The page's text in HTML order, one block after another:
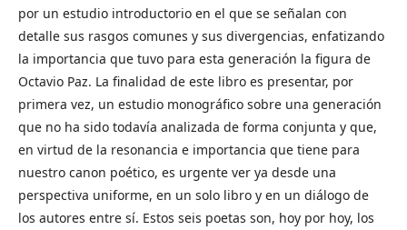
por un estudio introductorio en el que se señalan con
detalle sus rasgos comunes y sus divergencias, enfatizando
la importancia que tuvo para esta generación la figura de
Octavio Paz. La finalidad de este libro es presentar, por
primera vez, un estudio monográfico sobre una generación
que no ha sido todavía analizada de forma conjunta y que,
en virtud de la resonancia e importancia que tiene para
nuestro canon poético, es urgente ver ya desde una
perspectiva uniforme, en un solo libro y en un diálogo de
los autores entre sí. Estos seis poetas son, hoy por hoy, los